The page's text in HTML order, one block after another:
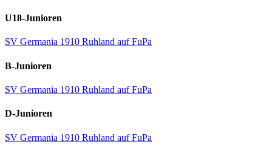
U18-Junioren
SV Germania 1910 Ruhland auf FuPa
B-Junioren
SV Germania 1910 Ruhland auf FuPa
D-Junioren
SV Germania 1910 Ruhland auf FuPa